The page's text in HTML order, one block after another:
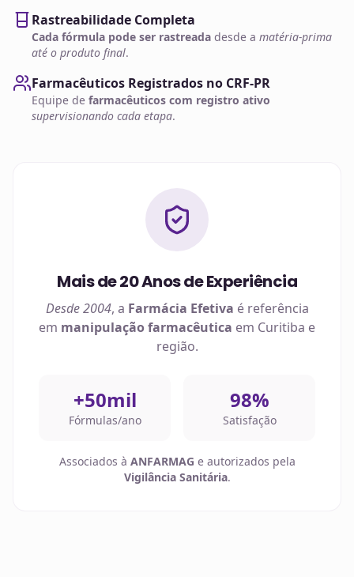
Rastreabilidade Completa
Cada fórmula pode ser rastreada desde a matéria-prima
até o produto final.
Farmacêuticos Registrados no CRF-PR
Equipe de farmacêuticos com registro ativo
supervisionando cada etapa.
Mais de 20 Anos de Experiência
Desde 2004, a Farmácia Efetiva é referência
em manipulação farmacêutica em Curitiba e
região.
+50mil
Fórmulas/ano
98%
Satisfação
Associados à ANFARMAG e autorizados pela
Vigilância Sanitária.